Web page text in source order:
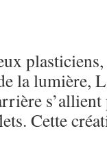
la lumière,
Cette